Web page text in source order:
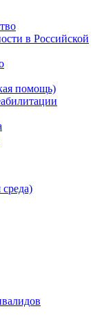
в Российской
помощь)
среда)